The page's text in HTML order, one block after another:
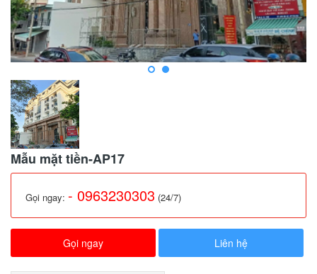
Mẫu mặt tiền-AP17
Gọi ngay: - 0963230303 (24/7)
Gọi ngay Liên hệ